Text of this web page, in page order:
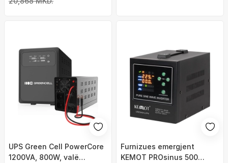
UPS Green Cell PowerCore
1200VA, 800W, valë
Furnizues emergjent
KEMOT PROsinus 500